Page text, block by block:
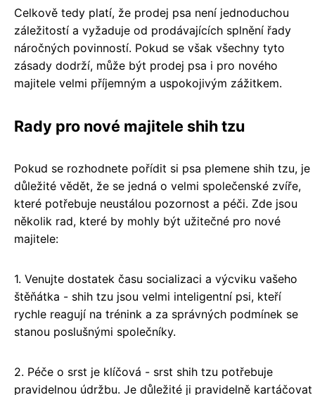
Celkově tedy platí, že prodej psa není jednoduchou
záležitostí a vyžaduje od prodávajících splnění řady
náročných povinností. Pokud se však všechny tyto
zásady dodrží, může být prodej psa i pro nového
majitele velmi příjemným a uspokojivým zážitkem.
Rady pro nové majitele shih tzu
Pokud se rozhodnete pořídit si psa plemene shih tzu, je
důležité vědět, že se jedná o velmi společenské zvíře,
které potřebuje neustálou pozornost a péči. Zde jsou
několik rad, které by mohly být užitečné pro nové
majitele:
1. Venujte dostatek času socializaci a výcviku vašeho
štěňátka - shih tzu jsou velmi inteligentní psi, kteří
rychle reagují na trénink a za správných podmínek se
stanou poslušnými společníky.
2. Péče o srst je klíčová - srst shih tzu potřebuje
pravidelnou údržbu. Je důležité ji pravidelně kartáčovat